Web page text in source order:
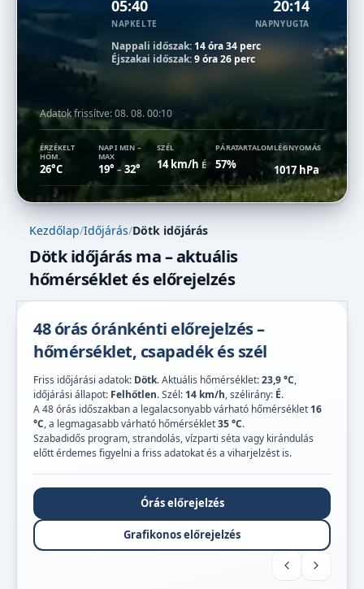
05:40
NAPKELTE
20:14
NAPNYUGTA
Nappali időszak:14 óra 34 perc
Éjszakai időszak:9 óra 26 perc
Adatok frissítve:08. 08. 00:10
ÉRZÉKELT
HŐM.
26°C
NAPI MIN –
MAX
19° –32°
SZÉL
14 km/h É
PÁRATARTALOM
57%
LÉGNYOMÁS
1017 hPa
Kezdőlap/Időjárás/Dötk időjárás
Dötk időjárás ma – aktuális
hőmérséklet és előrejelzés
48 órás óránkénti előrejelzés –
hőmérséklet, csapadék és szél
Friss időjárási adatok: Dötk. Aktuális hőmérséklet:23,9 °C,
időjárási állapot: Felhőtlen. Szél: 14 km/h, szélirány: É.
A 48 órás időszakban a legalacsonyabb várható hőmérséklet 16
°C, a legmagasabb várható hőmérséklet35 °C.
Szabadidős program, strandolás, vízparti séta vagy kirándulás
előtt érdemes figyelni a friss adatokat és a viharjelzést is.
Órás előrejelzés
Grafikonos előrejelzés